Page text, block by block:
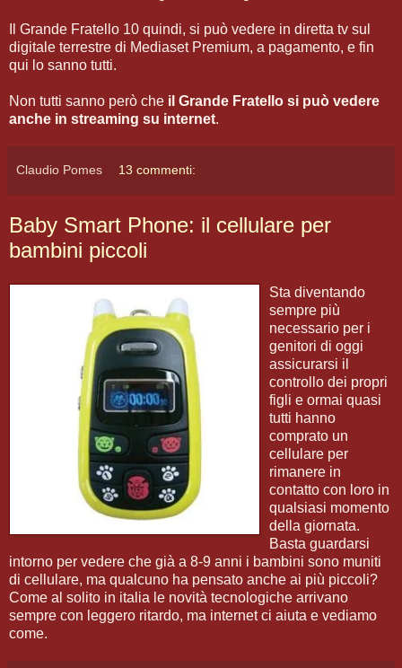
Il Grande Fratello 10 quindi, si può vedere in diretta tv sul
digitale terrestre di Mediaset Premium, a pagamento, e fin
qui lo sanno tutti.
Non tutti sanno però che il Grande Fratello si può vedere
anche in streaming su internet.
Claudio Pomes 13 commenti:
Baby Smart Phone: il cellulare per
bambini piccoli
Sta diventando
sempre più
necessario per i
genitori di oggi
assicurarsi il
controllo dei propri
figli e ormai quasi
tutti hanno
comprato un
cellulare per
rimanere in
contatto con loro in
qualsiasi momento
della giornata.
Basta guardarsi
intorno per vedere che già a 8-9 anni i bambini sono muniti
di cellulare, ma qualcuno ha pensato anche ai più piccoli?
Come al solito in italia le novità tecnologiche arrivano
sempre con leggero ritardo, ma internet ci aiuta e vediamo
come.